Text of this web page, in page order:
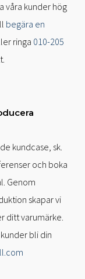
våra kunder hög
begära en
ringa 010-205
kundcase, sk.
och boka
Genom
skapar vi
ditt varumärke.
bli din